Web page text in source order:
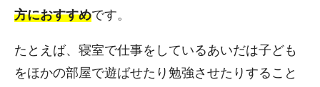
方におすすめです。
たとえば、寝室で仕事をしているあいだは子ども
をほかの部屋で遊ばせたり勉強させたりすること